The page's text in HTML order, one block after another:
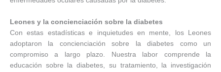
Leones y la concienciación sobre la diabetes
Con estas estadísticas e inquietudes en mente, los Leones
adoptaron la concienciación sobre la diabetes como un
compromiso a largo plazo. Nuestra labor comprende la
educación sobre la diabetes, su tratamiento, la investigación